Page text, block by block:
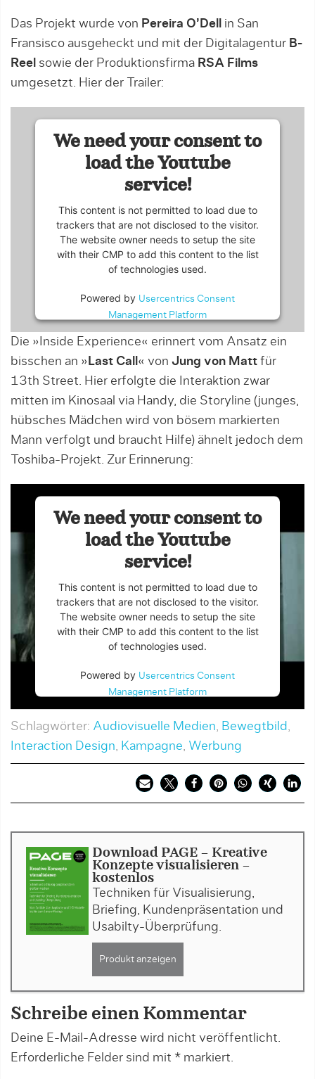
Das Projekt wurde von Pereira O’Dell
in San
Fransisco ausgeheckt und mit der Digitalagentur B-
Reel sowie der Produktionsfirma RSA Films
umgesetzt. Hier der Trailer:
We need your consent to
load the Youtube
service!
This content is not permitted to load due to
trackers that are not disclosed to the visitor.
The website owner needs to setup the site
with their CMP to add this content to the list
of technologies used.
Powered by Usercentrics Consent
Management Platform
Die »Inside Experience« erinnert vom Ansatz ein
bisschen an » Last Call « von Jung von Matt für
13th Street. Hier erfolgte die Interaktion zwar
mitten im Kinosaal via Handy, die Storyline (junges,
hübsches Mädchen wird von bösem markierten
Mann verfolgt und braucht Hilfe) ähnelt jedoch dem
Toshiba-Projekt. Zur Erinnerung:
We need your consent to
load the Youtube
service!
This content is not permitted to load due to
trackers that are not disclosed to the visitor.
The website owner needs to setup the site
with their CMP to add this content to the list
of technologies used.
Powered by Usercentrics Consent
Management Platform
Schlagwörter: Audiovisuelle Medien, Bewegtbild,
Interaction Design, Kampagne, Werbung
Download PAGE - Kreative
Konzepte visualisieren -
kostenlos
Techniken für Visualisierung,
Briefing, Kundenpräsentation und
Usabilty-Überprüfung.
Produkt anzeigen
Schreibe einen Kommentar
Deine E-Mail-Adresse wird nicht veröffentlicht.
Erforderliche Felder sind mit * markiert.